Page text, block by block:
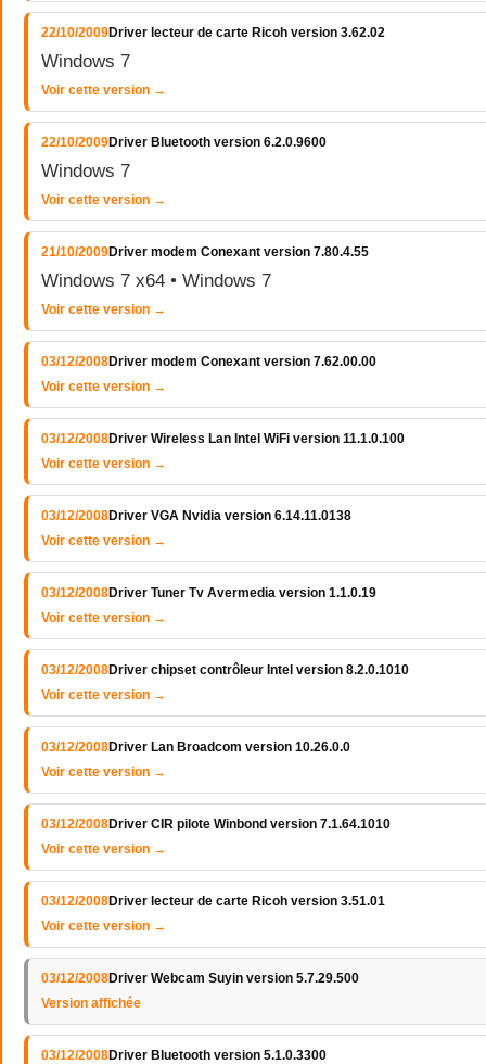
22/10/2009Driver lecteur de carte Ricoh version 3.62.02
Windows 7
Voir cette version →
22/10/2009Driver Bluetooth version 6.2.0.9600
Windows 7
Voir cette version →
21/10/2009Driver modem Conexant version 7.80.4.55
Windows 7 x64 • Windows 7
Voir cette version →
03/12/2008Driver modem Conexant version 7.62.00.00
Voir cette version →
03/12/2008Driver Wireless Lan Intel WiFi version 11.1.0.100
Voir cette version →
03/12/2008Driver VGA Nvidia version 6.14.11.0138
Voir cette version →
03/12/2008Driver Tuner Tv Avermedia version 1.1.0.19
Voir cette version →
03/12/2008Driver chipset contrôleur Intel version 8.2.0.1010
Voir cette version →
03/12/2008Driver Lan Broadcom version 10.26.0.0
Voir cette version →
03/12/2008Driver CIR pilote Winbond version 7.1.64.1010
Voir cette version →
03/12/2008Driver lecteur de carte Ricoh version 3.51.01
Voir cette version →
03/12/2008Driver Webcam Suyin version 5.7.29.500
Version affichée
03/12/2008Driver Bluetooth version 5.1.0.3300